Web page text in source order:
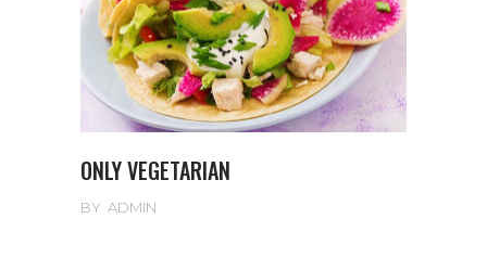
ONLY VEGETARIAN
BY ADMIN